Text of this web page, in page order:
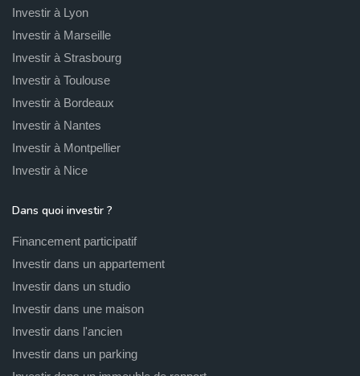
Investir à Lyon
Investir à Marseille
Investir à Strasbourg
Investir à Toulouse
Investir à Bordeaux
Investir à Nantes
Investir à Montpellier
Investir à Nice
Dans quoi investir ?
Financement participatif
Investir dans un appartement
Investir dans un studio
Investir dans une maison
Investir dans l'ancien
Investir dans un parking